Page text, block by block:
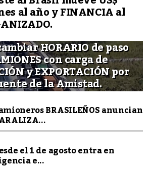
al año y FINANCIA al
HORARIO de paso
con carga de
y EXPORTACIÓN por
de la Amistad.
BRASILEÑOS anuncian
el 1 de agosto entra en
e...